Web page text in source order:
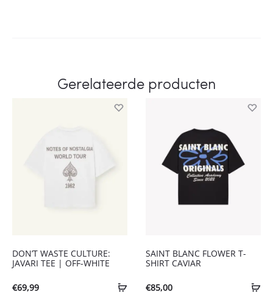
Gerelateerde producten
DON’T WASTE CULTURE:
JAVARI TEE | OFF-WHITE
€69,99
SAINT BLANC FLOWER T-
SHIRT CAVIAR
€85,00